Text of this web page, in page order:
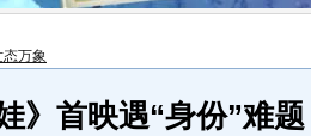
态万象
》首映遇“身份”难题